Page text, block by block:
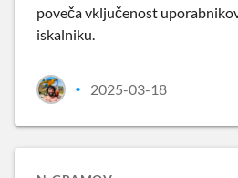
poveča vključenost
iskalniku.
• 2025-03-18